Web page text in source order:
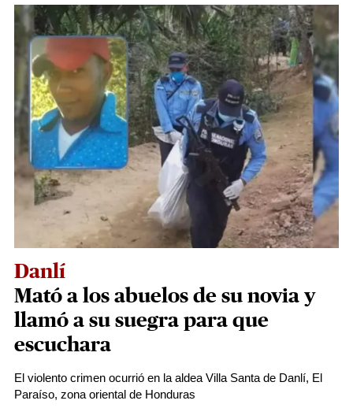
Danlí
Mató a los abuelos de su novia y
llamó a su suegra para que
escuchara
El violento crimen ocurrió en la aldea Villa Santa de Danlí, El
Paraíso, zona oriental de Honduras